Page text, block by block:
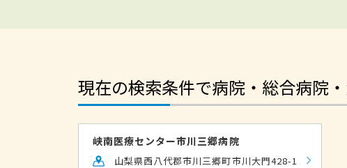
現在の検索条件で病院・総合病院
峡南医療センター市川三郷病院
山梨県西八代郡市川三郷町市川大門428-1